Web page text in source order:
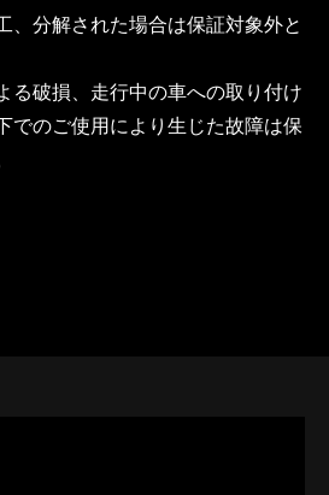
、分解された場合は保証対象外と
る破損、走行中の車への取り付け
でのご使用により生じた故障は保